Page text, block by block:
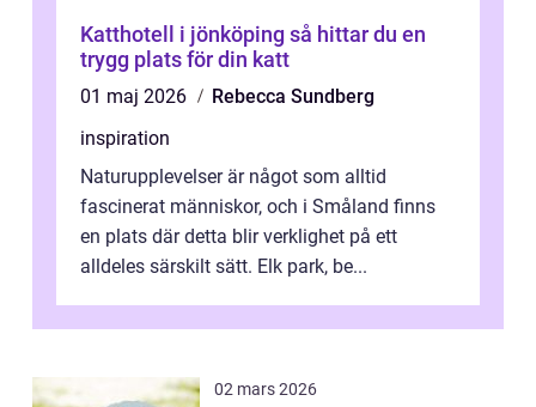
Katthotell i jönköping så hittar du en
trygg plats för din katt
01 maj 2026
Rebecca Sundberg
inspiration
Naturupplevelser är något som alltid
fascinerat människor, och i Småland finns
en plats där detta blir verklighet på ett
alldeles särskilt sätt. Elk park, be...
02 mars 2026